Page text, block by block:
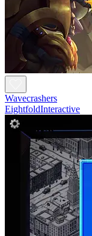
Wavecrashers
EightfoldInteractive